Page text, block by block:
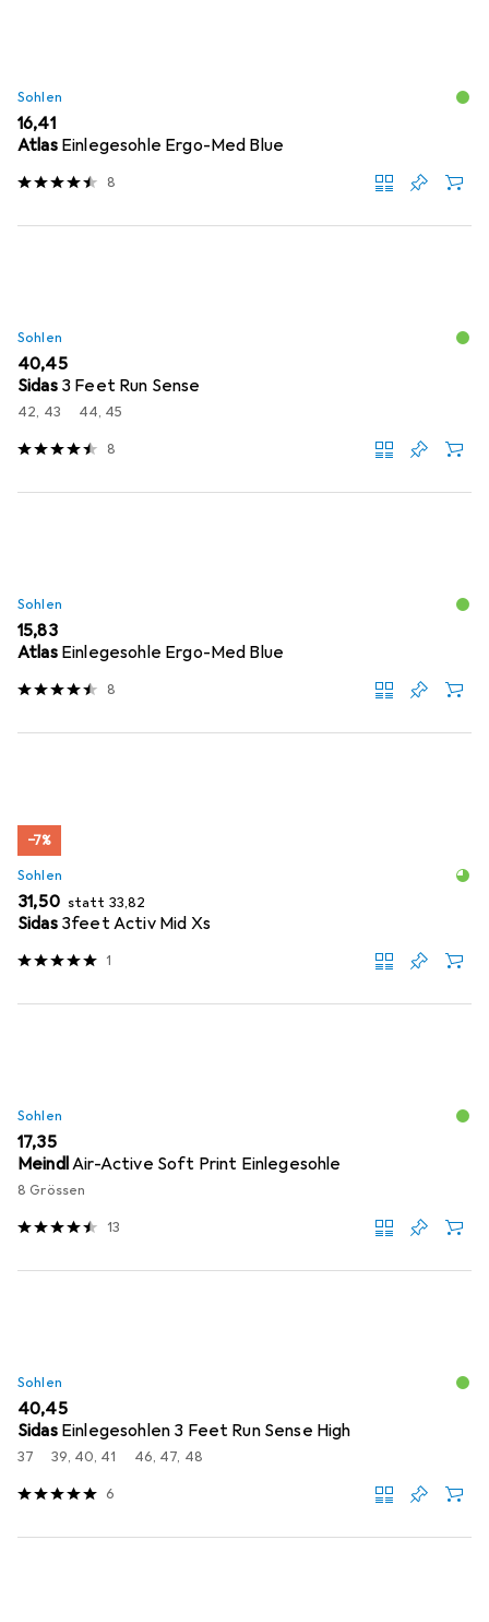
Sohlen
EUR
16,41
Atlas Einlegesohle Ergo-Med Blue
8
Sohlen
EUR
40,45
Sidas 3 Feet Run Sense
42, 43 44, 45
8
Sohlen
EUR
15,83
Atlas Einlegesohle Ergo-Med Blue
8
−7%
Sohlen
EUR
31,50 statt EUR
33,82
Sidas 3feet Activ Mid Xs
1
Sohlen
EUR
17,35
MeindlAir-Active Soft Print Einlegesohle
8 Grössen
13
Sohlen
EUR
40,45
Sidas Einlegesohlen 3 Feet Run Sense High
37 39, 40, 41 46, 47, 48
6